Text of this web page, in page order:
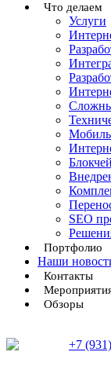
Что делаем
Услуги
SEO
Портфолио
Наши
Контакты
Обзоры
+7